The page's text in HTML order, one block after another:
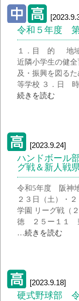
令和５年度
１．目 的 地域
近隣小学生
及・振興を図る
等学校 ３．日
続きを読む
[2023.9.24]
ハンドボール
グ戦＆新人戦
令和5年度 阪神
２３日（土）・
学園 リーグ戦
徳 ２５ー１１
…続きを読む
[2023.9.18]
硬式野球部 令